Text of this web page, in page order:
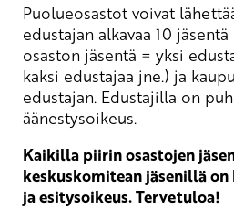
Puolueosastot voivat
edustajan alkavaa 10
osaston jäsentä = yksi
kaksi edustajaa jne.) ja
edustajan. Edustajilla on
äänestysoikeus.
Kaikilla piirin osastojen
keskuskomitean jäsenillä on
ja esitysoikeus. Tervetuloa!